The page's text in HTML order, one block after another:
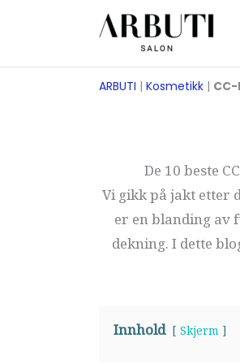
ARBUTI | Kosmetikk |
De 10 beste
Vi gikk på jakt etter
er en blanding av
dekning. I dette
Innhold Skjerm